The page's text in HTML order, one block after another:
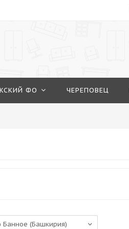
ФО ЧЕРЕПОВЕЦ